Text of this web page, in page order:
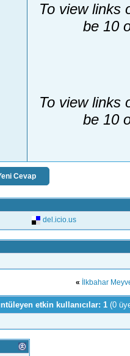
To view links
be 10
To view links
be 10
Cevap
del.icio.us
« İlkbahar
etkin kullanıcılar: 1 (0